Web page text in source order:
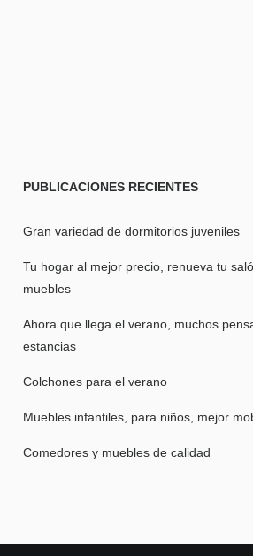
PUBLICACIONES RECIENTES
Gran variedad de dormitorios juveniles
Tu hogar al mejor precio, renueva tu
muebles
Ahora que llega el verano, muchos
estancias
Colchones para el verano
Muebles infantiles, para niños, mejor
Comedores y muebles de calidad